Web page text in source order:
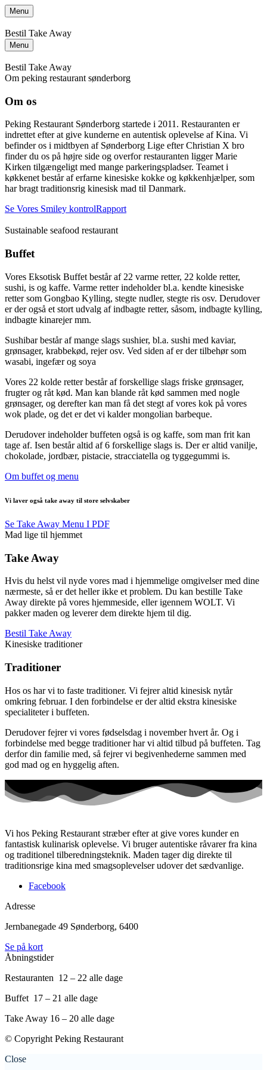
Menu
Bestil Take Away
Menu
Bestil Take Away
Om peking restaurant sønderborg
Om os
Peking Restaurant Sønderborg startede i 2011. Restauranten er
indrettet efter at give kunderne en autentisk oplevelse af Kina. Vi
befinder os i midtbyen af Sønderborg Lige efter Christian X bro
finder du os på højre side og overfor restauranten ligger Marie
Kirken tilgængeligt med mange parkeringspladser. Teamet i
køkkenet består af erfarne kinesiske kokke og køkkenhjælper, som
har bragt traditionsrig kinesisk mad til Danmark.
Se Vores Smiley kontrolRapport
Sustainable seafood restaurant
Buffet
Vores Eksotisk Buffet består af 22 varme retter, 22 kolde retter,
sushi, is og kaffe. Varme retter indeholder bl.a. kendte kinesiske
retter som Gongbao Kylling, stegte nudler, stegte ris osv. Derudover
er der også et stort udvalg af indbagte retter, såsom, indbagte kylling,
indbagte kinarejer mm.
Sushibar består af mange slags sushier, bl.a. sushi med kaviar,
grønsager, krabbekød, rejer osv. Ved siden af er der tilbehør som
wasabi, ingefær og soya
Vores 22 kolde retter består af forskellige slags friske grønsager,
frugter og råt kød. Man kan blande råt kød sammen med nogle
grønsager, og derefter kan man få det stegt af vores kok på vores
wok plade, og det er det vi kalder mongolian barbeque.
Derudover indeholder buffeten også is og kaffe, som man frit kan
tage af. Isen består altid af 6 forskellige slags is. Der er altid vanilje,
chokolade, jordbær, pistacie, stracciatella og tyggegummi is.
Om buffet og menu
Vi laver også take away til store selvskaber
Se Take Away Menu I PDF
Mad lige til hjemmet
Take Away
Hvis du helst vil nyde vores mad i hjemmelige omgivelser med dine
nærmeste, så er det heller ikke et problem. Du kan bestille Take
Away direkte på vores hjemmeside, eller igennem WOLT. Vi
pakker maden og leverer dem direkte hjem til dig.
Bestil Take Away
Kinesiske traditioner
Traditioner
Hos os har vi to faste traditioner. Vi fejrer altid kinesisk nytår
omkring februar. I den forbindelse er der altid ekstra kinesiske
specialiteter i buffeten.
Derudover fejrer vi vores fødselsdag i november hvert år. Og i
forbindelse med begge traditioner har vi altid tilbud på buffeten. Tag
derfor din familie med, så fejrer vi begivenhederne sammen med
god mad og en hyggelig aften.
Vi hos Peking Restaurant stræber efter at give vores kunder en
fantastisk kulinarisk oplevelse. Vi bruger autentiske råvarer fra kina
og traditionel tilberedningsteknik. Maden tager dig direkte til
traditionsrige kina med smagsoplevelser udover det sædvanlige.
Facebook
Adresse
Jernbanegade 49 Sønderborg, 6400
Se på kort
Åbningstider
Restauranten 12 – 22 alle dage
Buffet 17 – 21 alle dage
Take Away 16 – 20 alle dage
© Copyright Peking Restaurant
Close